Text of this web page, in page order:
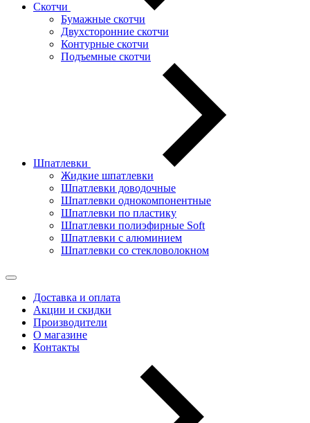
Скотчи
Бумажные скотчи
Двухсторонние скотчи
Контурные скотчи
Подъемные скотчи
Шпатлевки
Жидкие шпатлевки
Шпатлевки доводочные
Шпатлевки однокомпонентные
Шпатлевки по пластику
Шпатлевки полиэфирные Soft
Шпатлевки с алюминием
Шпатлевки со стекловолокном
Доставка и оплата
Акции и скидки
Производители
О магазине
Контакты